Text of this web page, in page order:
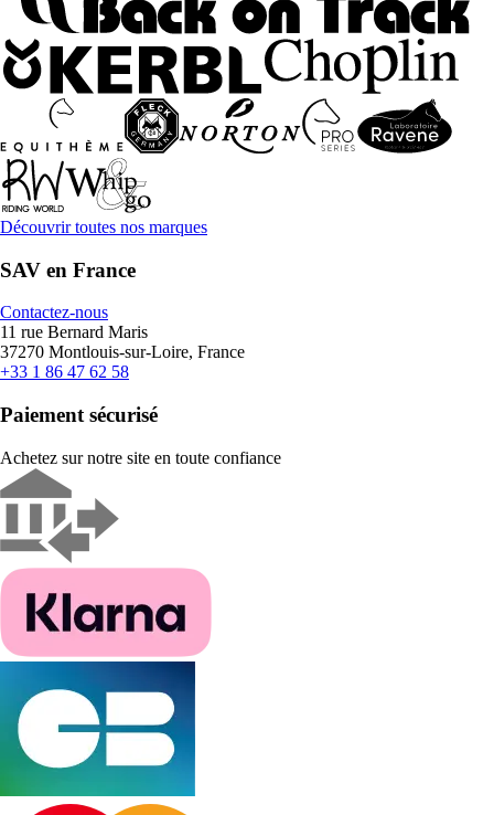
Découvrir toutes nos marques
SAV en France
Contactez-nous
11 rue Bernard Maris
37270 Montlouis-sur-Loire, France
+33 1 86 47 62 58
Paiement sécurisé
Achetez sur notre site en toute confiance